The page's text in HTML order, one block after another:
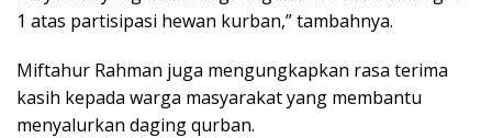
1 atas partisipasi hewan kurban,” tambahnya.
Miftahur Rahman juga mengungkapkan rasa terima
kasih kepada warga masyarakat yang membantu
menyalurkan daging qurban.